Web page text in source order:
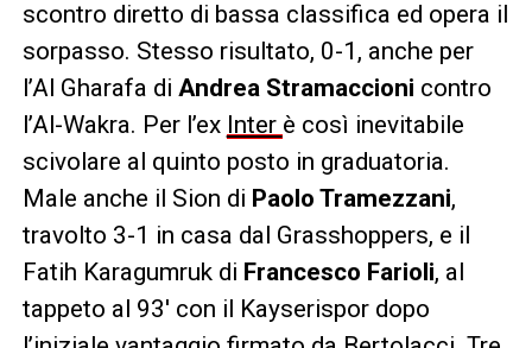
scontro diretto di bassa classifica ed opera il
sorpasso. Stesso risultato, 0-1, anche per
l’Al Gharafa di Andrea Stramaccioni contro
l’Al-Wakra. Per l’ex Inter è così inevitabile
scivolare al quinto posto in graduatoria.
Male anche il Sion di Paolo Tramezzani,
travolto 3-1 in casa dal Grasshoppers, e il
Fatih Karagumruk di Francesco Farioli, al
tappeto al 93′ con il Kayserispor dopo